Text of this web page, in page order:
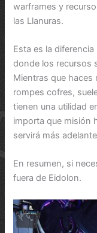
warframes y
las Llanuras.
Esta es la
donde los recursos
Mientras que
rompes cofres,
tienen una utilidad
importa que misión
servirá más
En resumen, si
fuera de Eidolon.